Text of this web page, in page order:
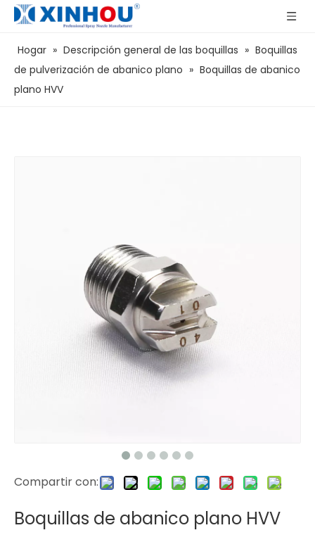
Hogar » Descripción general de las boquillas » Boquillas
de pulverización de abanico plano » Boquillas de abanico
plano HVV
Compartir con:
Boquillas de abanico plano HVV